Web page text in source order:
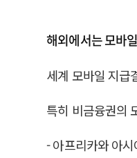
해외에서는 모바
세계 모바일 지급
특히 비금융권의
- 아프리카와 아